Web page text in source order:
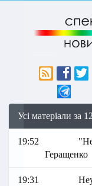
Усі матеріали за
19:52
Геращенко
19:31